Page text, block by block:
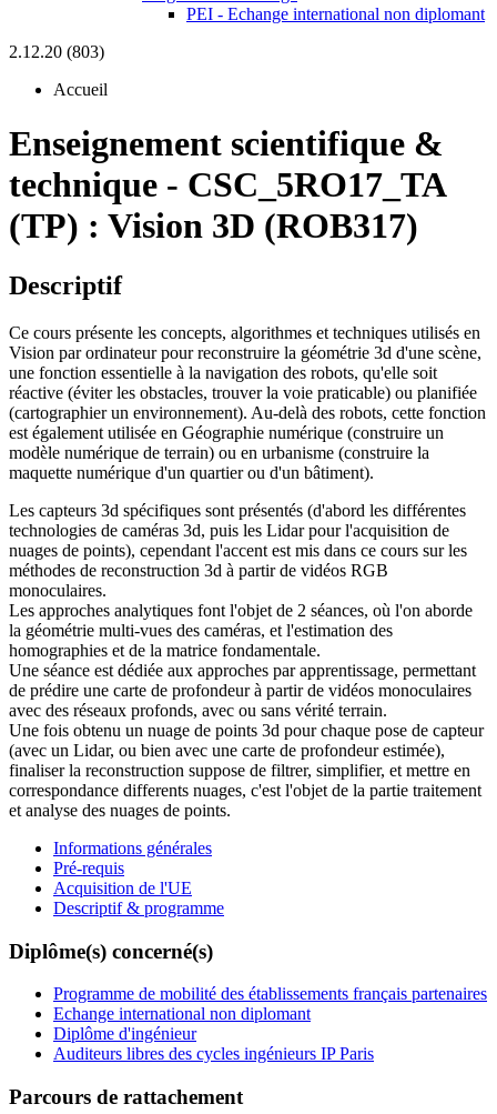
PEI - Echange international non diplomant
2.12.20 (803)
Accueil
Enseignement scientifique &
technique - CSC_5RO17_TA
(TP) : Vision 3D (ROB317)
Descriptif
Ce cours présente les concepts, algorithmes et techniques utilisés en
Vision par ordinateur pour reconstruire la géométrie 3d d'une scène,
une fonction essentielle à la navigation des robots, qu'elle soit
réactive (éviter les obstacles, trouver la voie praticable) ou planifiée
(cartographier un environnement). Au-delà des robots, cette fonction
est également utilisée en Géographie numérique (construire un
modèle numérique de terrain) ou en urbanisme (construire la
maquette numérique d'un quartier ou d'un bâtiment).
Les capteurs 3d spécifiques sont présentés (d'abord les différentes
technologies de caméras 3d, puis les Lidar pour l'acquisition de
nuages de points), cependant l'accent est mis dans ce cours sur les
méthodes de reconstruction 3d à partir de vidéos RGB
monoculaires.
Les approches analytiques font l'objet de 2 séances, où l'on aborde
la géométrie multi-vues des caméras, et l'estimation des
homographies et de la matrice fondamentale.
Une séance est dédiée aux approches par apprentissage, permettant
de prédire une carte de profondeur à partir de vidéos monoculaires
avec des réseaux profonds, avec ou sans vérité terrain.
Une fois obtenu un nuage de points 3d pour chaque pose de capteur
(avec un Lidar, ou bien avec une carte de profondeur estimée),
finaliser la reconstruction suppose de filtrer, simplifier, et mettre en
correspondance differents nuages, c'est l'objet de la partie traitement
et analyse des nuages de points.
Informations générales
Pré-requis
Acquisition de l'UE
Descriptif & programme
Diplôme(s) concerné(s)
Programme de mobilité des établissements français partenaires
Echange international non diplomant
Diplôme d'ingénieur
Auditeurs libres des cycles ingénieurs IP Paris
Parcours de rattachement